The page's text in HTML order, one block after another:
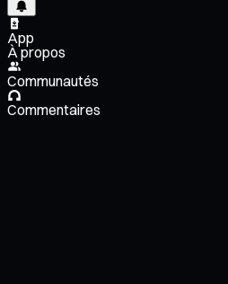
App
À propos
Communautés
Commentaires